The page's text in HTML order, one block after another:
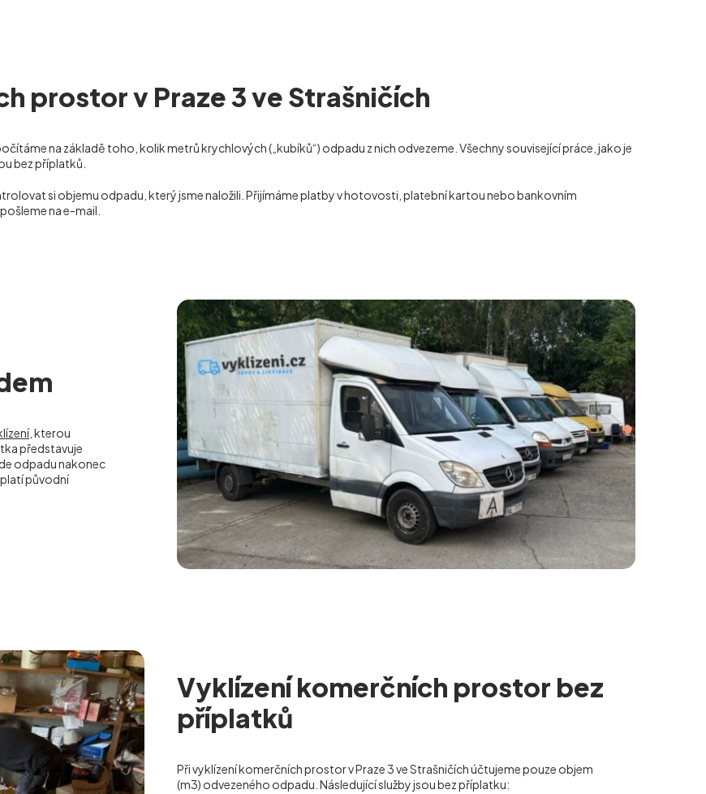
prostor v Praze 3 ve Strašničích
na základě toho, kolik metrů krychlových („kubíků“) odpadu z nich odvezeme. Všechny související práce, jako je
bez příplatků.
si objemu odpadu, který jsme naložili. Přijímáme platby v hotovosti, platební kartou nebo bankovním
na e-mail.
, kterou
představuje
odpadu nakonec
původní
Vyklízení komerčních prostor bez
příplatků
Při vyklízení komerčních prostor v Praze 3 ve Strašničích účtujeme pouze objem
(m3) odvezeného odpadu. Následující služby jsou bez příplatku: